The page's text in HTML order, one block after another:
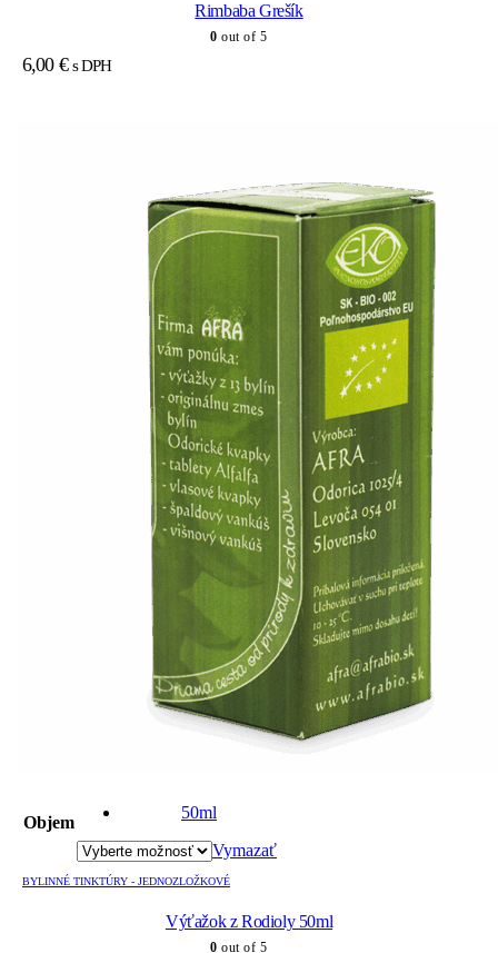
Rimbaba Grešík
0 out of 5
6,00 € s DPH
má
variantov.
Možnosti
Objem
50ml
Vymazať
BYLINNÉ TINKTÚRY - JEDNOZLOŽKOVÉ
Výťažok z Rodioly 50ml
0 out of 5